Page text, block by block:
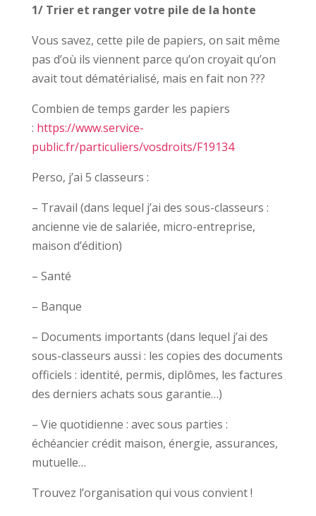
1/ Trier et ranger votre pile de la honte
Vous savez, cette pile de papiers, on sait même
pas d’où ils viennent parce qu’on croyait qu’on
avait tout dématérialisé, mais en fait non ???
Combien de temps garder les papiers
: https://www.service-
public.fr/particuliers/vosdroits/F19134
Perso, j’ai 5 classeurs :
– Travail (dans lequel j’ai des sous-classeurs :
ancienne vie de salariée, micro-entreprise,
maison d’édition)
– Santé
– Banque
– Documents importants (dans lequel j’ai des
sous-classeurs aussi : les copies des documents
officiels : identité, permis, diplômes, les factures
des derniers achats sous garantie…)
– Vie quotidienne : avec sous parties :
échéancier crédit maison, énergie, assurances,
mutuelle…
Trouvez l’organisation qui vous convient !